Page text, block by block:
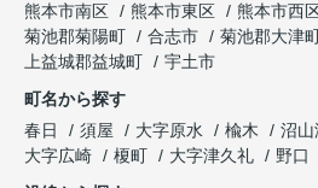
熊本市南区
熊本市東区 熊本市西
菊池郡菊陽町
合志市 菊池郡大津
上益城郡益城町
宇土市
町名から探す
春日
須屋 大字原水 楡木 沼山
大字広崎
榎町 大字津久礼
野口